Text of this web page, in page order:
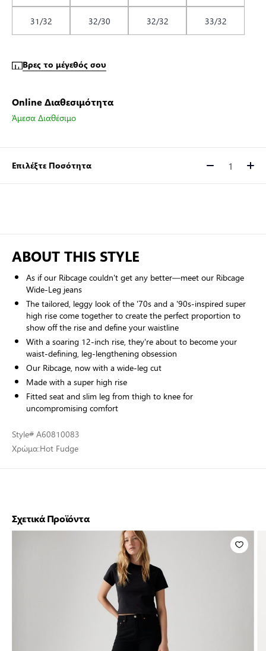
31/32
32/30 32/32 33/32
Βρες το μέγεθός σου
Online Διαθεσιμότητα
Άμεσα Διαθέσιμο
Επιλέξτε Ποσότητα Ποσότητα
ABOUT THIS STYLE
As if our Ribcage couldn't get any better—meet our Ribcage
Wide-Leg jeans
The tailored, leggy look of the '70s and a '90s-inspired super
high rise come together to create the perfect proportion to
show off the rise and define your waistline
With a soaring 12-inch rise, they're about to become your
waist-defining, leg-lengthening obsession
Our Ribcage, now with a wide-leg cut
Made with a super high rise
Fitted seat and slim leg from thigh to knee for
uncompromising comfort
Style# A60810083
Χρώμα:Hot Fudge
Σχετικά Προϊόντα